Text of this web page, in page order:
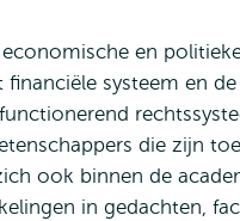
en
systeem en
die zijn
ook binnen de
in gedachten,